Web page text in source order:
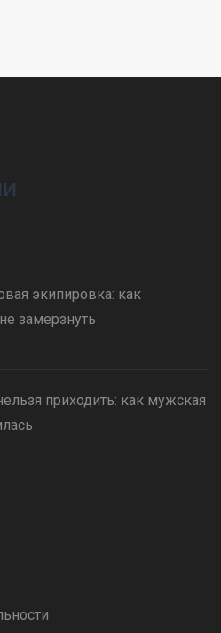
экипировка: как
замерзнуть
приходить: как мужская